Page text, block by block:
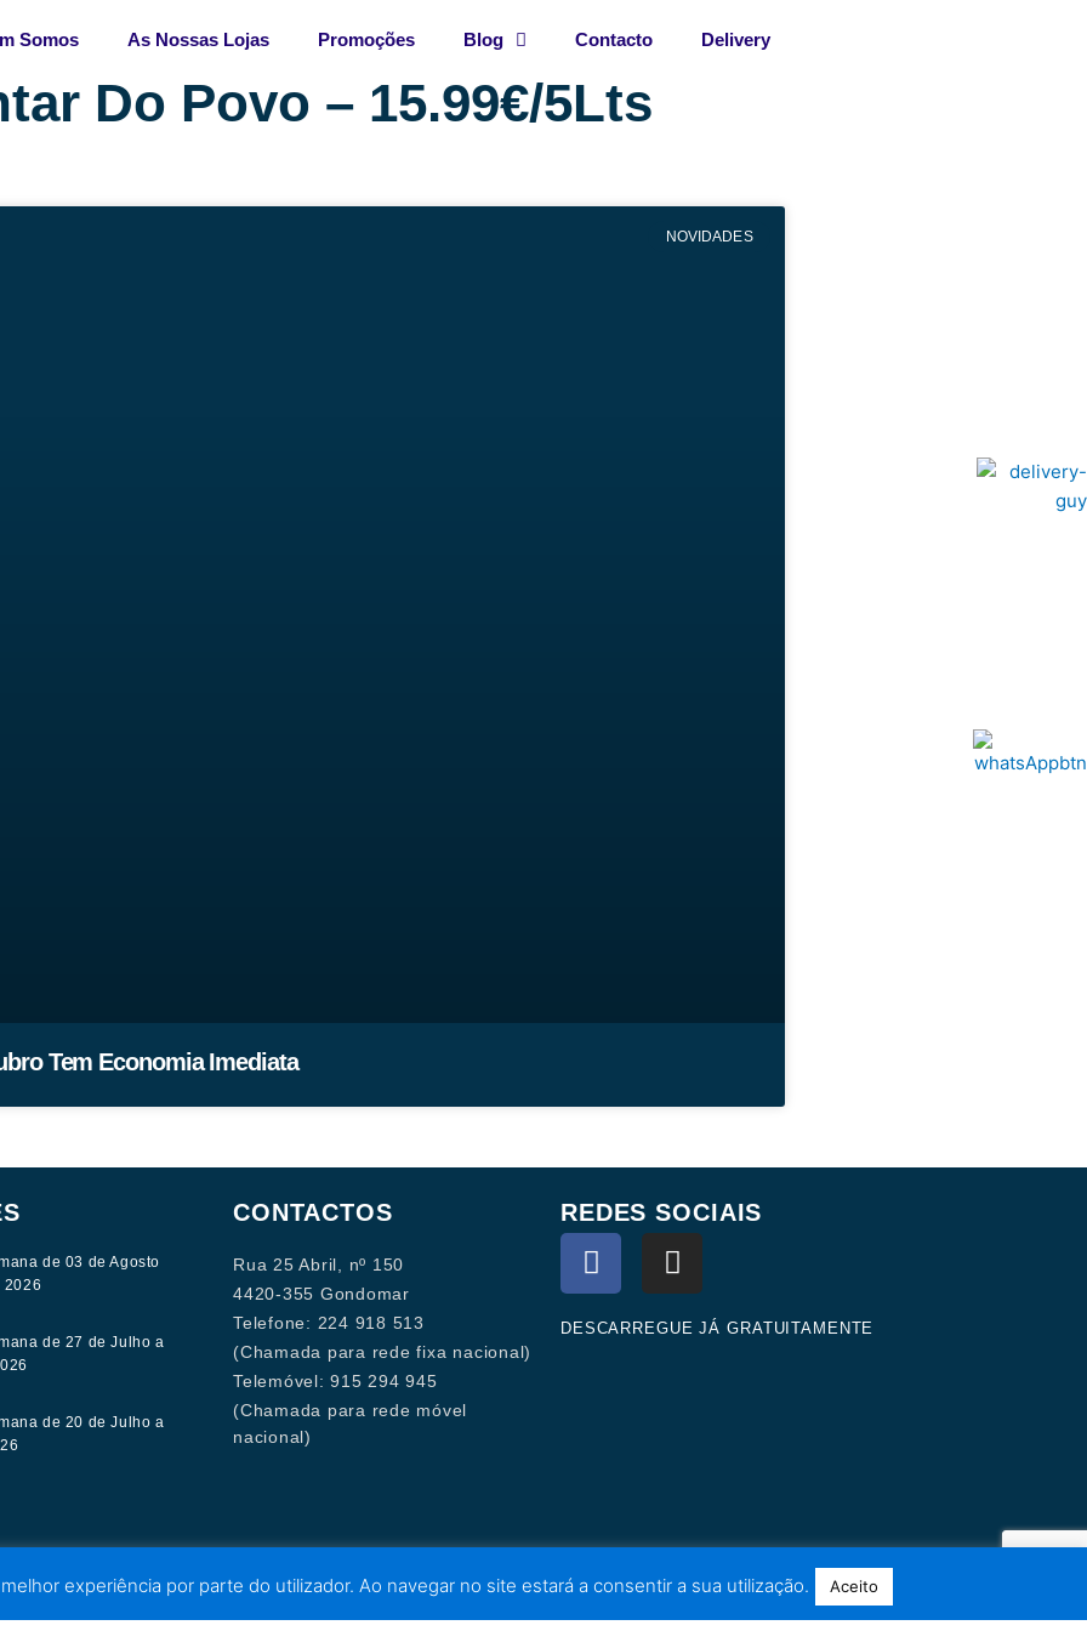
Somos As Nossas Lojas Promoções Blog Contacto Delivery
Do Povo – 15.99€/5Lts
NOVIDADES
Tem Economia Imediata
de 03 de Agosto
2026
de 27 de Julho a
de 20 de Julho a
CONTACTOS
Rua 25 Abril, nº 150
4420-355 Gondomar
Telefone: 224 918 513
(Chamada para rede fixa nacional)
Telemóvel: 915 294 945
(Chamada para rede móvel
nacional)
REDES SOCIAIS
F
a
c
e
I
n
s
t
DESCARREGUE JÁ GRATUITAMENTE
experiência por parte do utilizador. Ao navegar no site estará a consentir a sua utilização. Aceito